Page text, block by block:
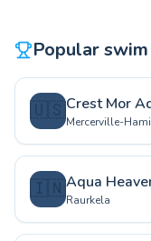
Popular
🇺🇸Crest Mor
Mercerville-
🇮🇳Aqua
Raurkela